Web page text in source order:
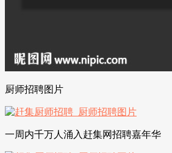
厨师招聘图片
一周内千万人涌入赶集网招聘嘉年华